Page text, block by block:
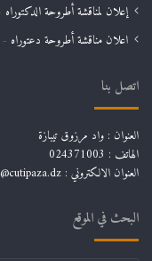
إعلان لمناقشة أطروحة الدكتوراه
اعلان مناقشة أطروحة دعتوراه
اتصل بنا
العنوان : واد مرزوق تيبازة
الهاتف : 024371003
العنوان الالكتروني : contact@cutipaza.dz
البحث في الموقع